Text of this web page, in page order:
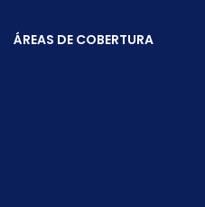
ÁREAS DE COBERTURA